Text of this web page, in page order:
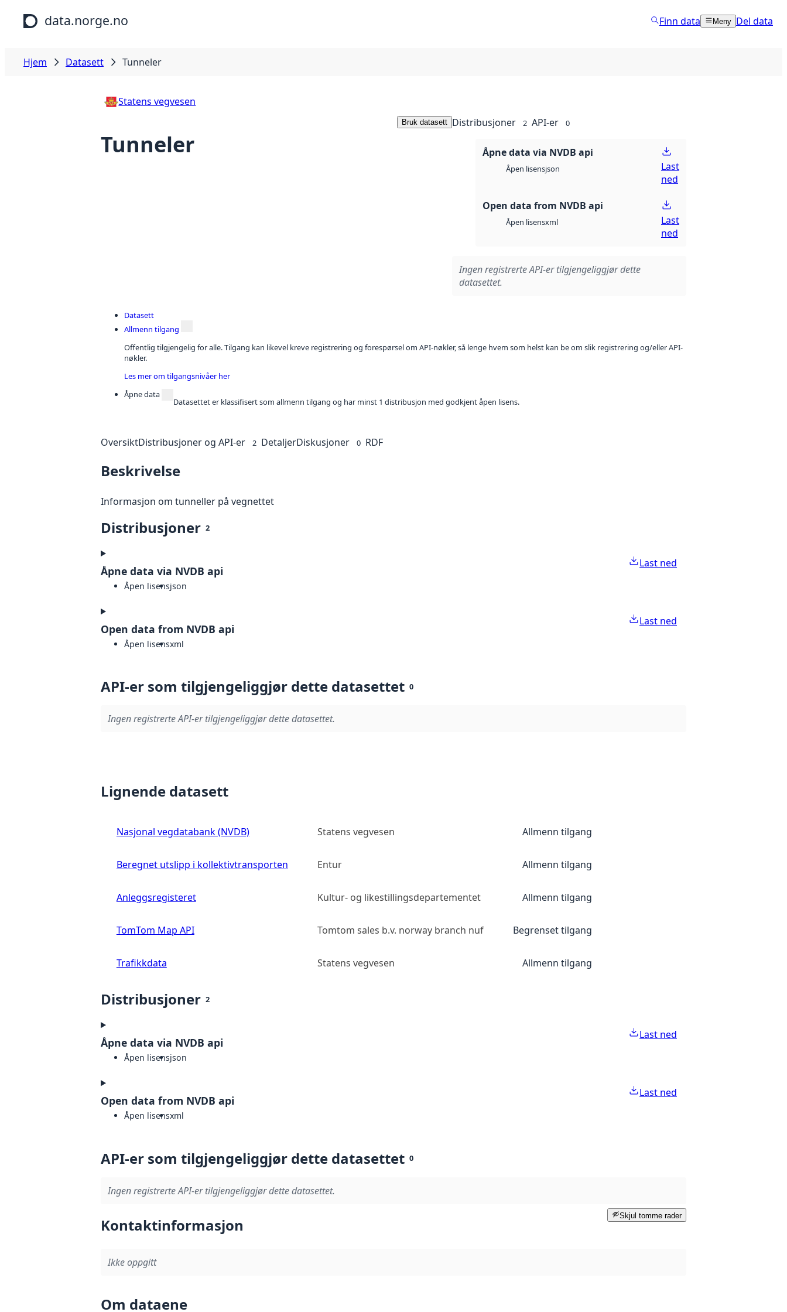
Hopp til hovedinnhold
data.norge.no Finn data Meny Del data
Hjem Datasett Tunneler
Statens vegvesen
Tunneler
Bruk datasett Distribusjoner 2 API-er 0
Åpne data via NVDB api
Åpen lisensjson
Last
ned
Open data from NVDB api
Åpen lisensxml
Last
ned
Ingen registrerte API-er tilgjengeliggjør dette
datasettet.
Datasett
Allmenn tilgang
Offentlig tilgjengelig for alle. Tilgang kan likevel kreve registrering og forespørsel om API-nøkler, så lenge hvem som helst kan be om slik registrering og/eller API-
nøkler.
Les mer om tilgangsnivåer her
Åpne data
Datasettet er klassifisert som allmenn tilgang og har minst 1 distribusjon med godkjent åpen lisens.
OversiktDistribusjoner og API-er 2 DetaljerDiskusjoner 0 RDF
Beskrivelse
Informasjon om tunneller på vegnettet
Distribusjoner 2
Åpne data via NVDB api
Åpen lisensjson
Last ned
Open data from NVDB api
Åpen lisensxml
Last ned
API-er som tilgjengeliggjør dette datasettet 0
Ingen registrerte API-er tilgjengeliggjør dette datasettet.
Lignende datasett
Nasjonal vegdatabank (NVDB) Statens vegvesen Allmenn tilgang
Beregnet utslipp i kollektivtransporten Entur Allmenn tilgang
Anleggsregisteret Kultur- og likestillingsdepartementet Allmenn tilgang
TomTom Map API Tomtom sales b.v. norway branch nuf Begrenset tilgang
Trafikkdata Statens vegvesen Allmenn tilgang
Distribusjoner 2
Åpne data via NVDB api
Åpen lisensjson
Last ned
Open data from NVDB api
Åpen lisensxml
Last ned
API-er som tilgjengeliggjør dette datasettet 0
Ingen registrerte API-er tilgjengeliggjør dette datasettet.
Skjul tomme rader
Kontaktinformasjon
Ikke oppgitt
Om dataene